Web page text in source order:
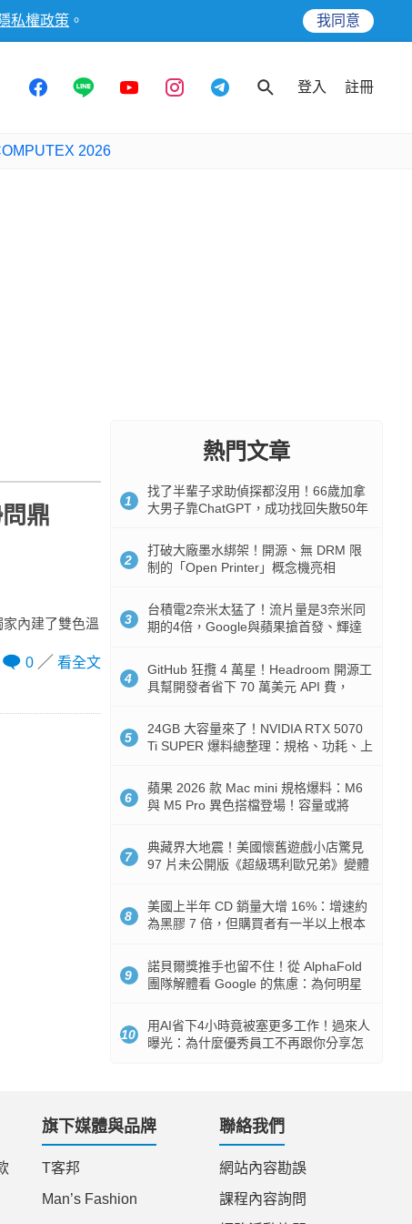
隱私權政策 。 我同意
登入 註冊
2026
鼎
內建了雙色溫
0
看全文
熱門文章
1
找了半輩子求助偵探都沒用！66歲加拿
大男子靠ChatGPT，成功找回失散50年
2
打破大廠墨水綁架！開源、無 DRM 限
制的「Open Printer」概念機亮相
3
台積電2奈米太猛了！流片量是3奈米同
期的4倍，Google與蘋果搶首發、輝達
4
GitHub 狂攬 4 萬星！Headroom 開源工
具幫開發者省下 70 萬美元 API 費，
5
24GB 大容量來了！NVIDIA RTX 5070
Ti SUPER 爆料總整理：規格、功耗、上
6
蘋果 2026 款 Mac mini 規格爆料：M6
與 M5 Pro 異色搭檔登場！容量或將
7
典藏界大地震！美國懷舊遊戲小店驚見
97 片未公開版《超級瑪利歐兄弟》變體
8
美國上半年 CD 銷量大增 16%：增速約
為黑膠 7 倍，但購買者有一半以上根本
9
諾貝爾獎推手也留不住！從 AlphaFold
團隊解體看 Google 的焦慮：為何明星
10
用AI省下4小時竟被塞更多工作！過來人
曝光：為什麼優秀員工不再跟你分享怎
旗下媒體與品牌
T客邦
Man’s Fashion
聯絡我們
網站內容勘誤
課程內容詢問